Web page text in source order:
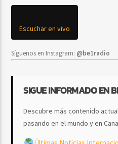
Escuchar en vivo
Síguenos en Instagram: @be1radio
SIGUE INFORMADO EN
Descubre más contenido
pasando en el mundo y en